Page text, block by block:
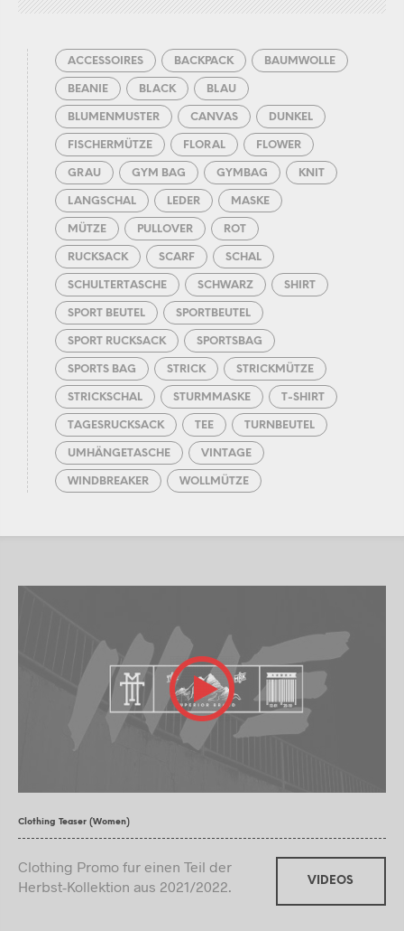
ACCESSOIRES BACKPACK BAUMWOLLE
BEANIE BLACK BLAU
BLUMENMUSTER CANVAS DUNKEL
FISCHERMÜTZE FLORAL FLOWER
GRAU GYM BAG GYMBAG KNIT
LANGSCHAL LEDER MASKE
MÜTZE PULLOVER ROT
RUCKSACK SCARF SCHAL
SCHULTERTASCHE SCHWARZ SHIRT
SPORT BEUTEL SPORTBEUTEL
SPORT RUCKSACK SPORTSBAG
SPORTS BAG STRICK STRICKMÜTZE
STRICKSCHAL STURMMASKE T-SHIRT
TAGESRUCKSACK TEE TURNBEUTEL
UMHÄNGETASCHE VINTAGE
WINDBREAKER WOLLMÜTZE
Clothing Teaser (Women)
Clothing Promo fur einen Teil der
Herbst-Kollektion aus 2021/2022.
VIDEOS